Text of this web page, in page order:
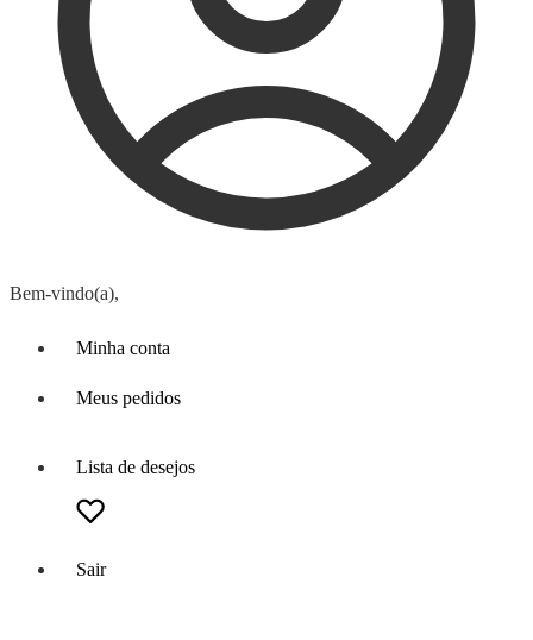
Bem-vindo(a),
Minha conta
Meus pedidos
Lista de desejos
Sair